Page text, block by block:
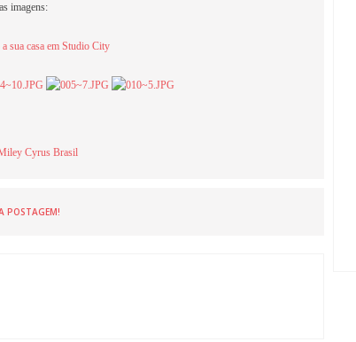
imagens:
sua casa em Studio City
Cyrus Brasil
POSTAGEM!